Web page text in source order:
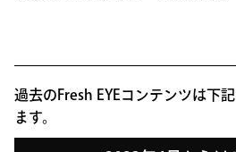
過去のFresh EYEコンテンツは下
ます。